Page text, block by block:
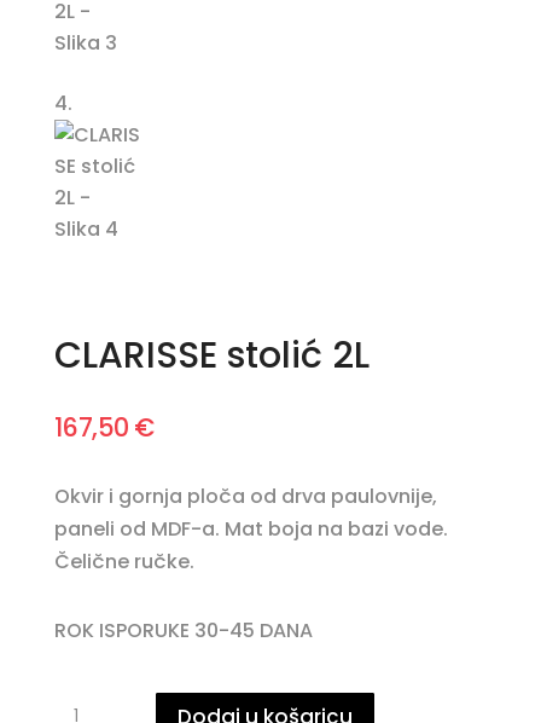
CLARISSE stolić 2L
167,50 €
Okvir i gornja ploča od drva paulovnije,
paneli od MDF-a. Mat boja na bazi vode.
Čelične ručke.
ROK ISPORUKE 30-45 DANA
Dodaj u košaricu